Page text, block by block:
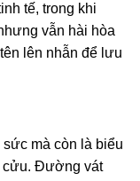
tế, trong khi
vẫn hài hòa
lên nhẫn để lưu
mà còn là biểu
cửu. Đường vát